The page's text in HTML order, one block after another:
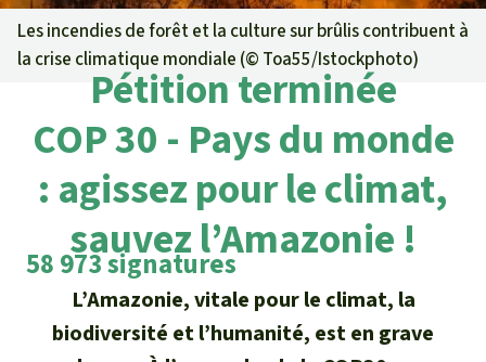
Informations
Pour approfondir
Succès
Lettre d'information
Thématiques
Climat et forêt tropicale
La biodiversité
L'huile de palme
Les aires protégées
Association
Sauvons la forêt
Qui sommes-nous ?
Nous contacter
Transparence
Recherche
Français
Deutsch
English
Fonds d'urgence
Certificats de don
Questions & réponses
Don pour un thème
Protection des animaux
Protection des forêts tropicales
Don pour une région
Asie du Sud-Est
Les incendies de forêt et la culture sur brûlis contribuent à
la crise climatique mondiale (© Toa55/Istockphoto)
Pétition terminée
COP 30 - Pays du monde
: agissez pour le climat,
sauvez l’Amazonie !
58 973 signatures
L’Amazonie, vitale pour le climat, la
biodiversité et l’humanité, est en grave